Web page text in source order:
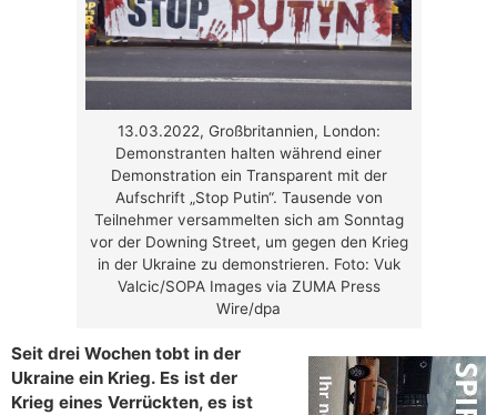
13.03.2022, Großbritannien, London:
Demonstranten halten während einer
Demonstration ein Transparent mit der
Aufschrift „Stop Putin“. Tausende von
Teilnehmer versammelten sich am Sonntag
vor der Downing Street, um gegen den Krieg
in der Ukraine zu demonstrieren. Foto: Vuk
Valcic/SOPA Images via ZUMA Press
Wire/dpa
Seit drei Wochen tobt in der
Ukraine ein Krieg. Es ist der
Krieg eines Verrückten, es ist